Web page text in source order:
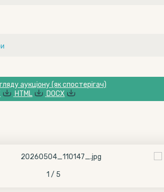
аукціону (як спостерігач)
HTML DOCX
1 / 5